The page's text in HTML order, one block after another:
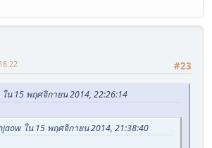
#23
ใน 15 พฤศจิกายน 2014, 22:26:14
ใน 15 พฤศจิกายน 2014, 21:38:40